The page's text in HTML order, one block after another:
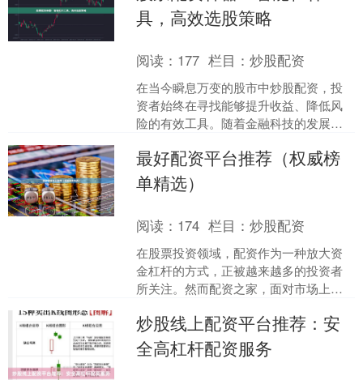
具，高效选股策略
阅读： 177 栏目：炒股配资
在当今瞬息万变的股市中炒股配资，投
资者始终在寻找能够提升收益、降低风
险的有效工具。随着金融科技的发展，**
杠杆工具**与....
最好配资平台推荐（权威榜
单精选）
阅读： 174 栏目：炒股配资
在股票投资领域，配资作为一种放大资
金杠杆的方式，正被越来越多的投资者
所关注。然而配资之家，面对市场上众
服务优质的平台，成为投资....
炒股线上配资平台推荐：安
全高杠杆配资服务